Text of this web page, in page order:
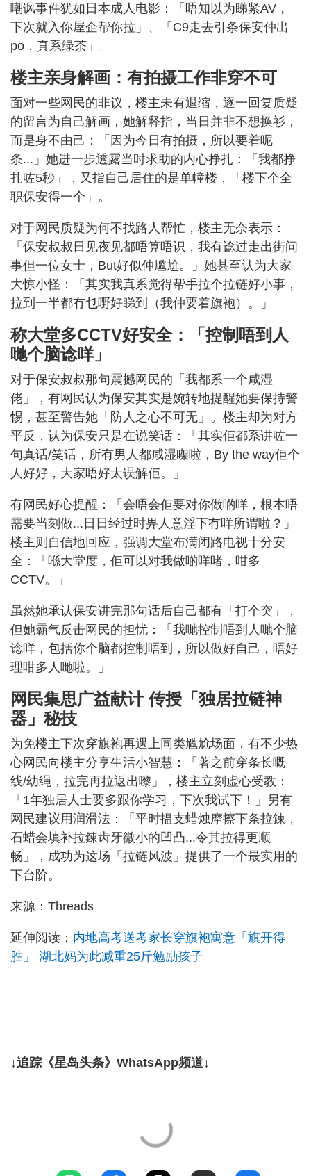
嘲讽事件犹如日本成人电影：「唔知以为睇紧AV，
下次就入你屋企帮你拉」、「C9走去引条保安仲出
po，真系绿茶」。
楼主亲身解画：有拍摄工作非穿不可
面对一些网民的非议，楼主未有退缩，逐一回复质疑
的留言为自己解画，她解释指，当日并非不想换衫，
而是身不由己：「因为今日有拍摄，所以要着呢
条...」她进一步透露当时求助的内心挣扎：「我都挣
扎咗5秒」，又指自己居住的是单幢楼，「楼下个全
职保安得一个」。
对于网民质疑为何不找路人帮忙，楼主无奈表示：
「保安叔叔日见夜见都唔算唔识，我有谂过走出街问
事但一位女士，But好似仲尴尬。」她甚至认为大家
大惊小怪：「其实我真系觉得帮手拉个拉链好小事，
拉到一半都冇乜嘢好睇到（我仲要着旗袍）。」
称大堂多CCTV好安全：「控制唔到人
哋个脑谂咩」
对于保安叔叔那句震撼网民的「我都系一个咸湿
佬」，有网民认为保安其实是婉转地提醒她要保持警
惕，甚至警告她「防人之心不可无」。楼主却为对方
平反，认为保安只是在说笑话：「其实佢都系讲咗一
句真话/笑话，所有男人都咸湿㗎啦，By the way佢个
人好好，大家唔好太误解佢。」
有网民好心提醒：「会唔会佢要对你做啲咩，根本唔
需要当刻做...日日经过时畀人意淫下冇咩所谓啦？」
楼主则自信地回应，强调大堂布满闭路电视十分安
全：「喺大堂度，佢可以对我做啲咩啫，咁多
CCTV。」
虽然她承认保安讲完那句话后自己都有「打个突」，
但她霸气反击网民的担忧：「我哋控制唔到人哋个脑
谂咩，包括你个脑都控制唔到，所以做好自己，唔好
理咁多人哋啦。」
网民集思广益献计 传授「独居拉链神
器」秘技
为免楼主下次穿旗袍再遇上同类尴尬场面，有不少热
心网民向楼主分享生活小智慧：「著之前穿条长嘅
线/幼绳，拉完再拉返出嚟」，楼主立刻虚心受教：
「1年独居人士要多跟你学习，下次我试下！」另有
网民建议用润滑法：「平时揾支蜡烛摩擦下条拉錬，
石蜡会填补拉錬齿牙微小的凹凸...令其拉得更顺
畅」，成功为这场「拉链风波」提供了一个最实用的
下台阶。
来源：Threads
延伸阅读： 内地高考送考家长穿旗袍寓意「旗开得
胜」 湖北妈为此减重25斤勉励孩子
↓追踪《星岛头条》WhatsApp频道↓